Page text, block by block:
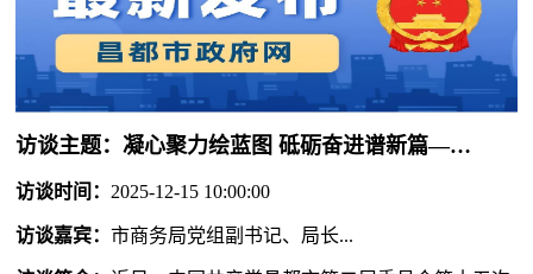
访谈主题： 凝心聚力绘蓝图 砥砺奋进谱新篇——市委二届十五次全会精神在全市引发强烈反响
访谈时间： 2025-12-15 10:00:00
访谈嘉宾：市商务局党组副书记、局长...